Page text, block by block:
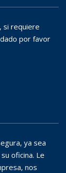
si requiere
por favor
ya sea
oficina. Le
nos